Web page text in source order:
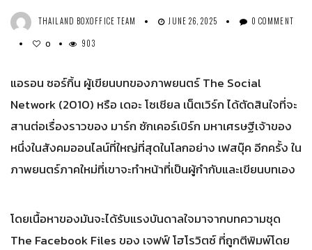
THAILAND BOXOFFICE TEAM JUNE 26, 2025 0 COMMENT
0 903
แอรอน ซอร์กิ้น ผู้เขียนบทของภาพยนตร์ The Social
Network (2010) หรือ เดอะ โซเชียล เน็ตเวิร์ก ได้ตัดสินใจที่จะ
สานต่อเรื่องราวของ มาร์ก ซักเคอร์เบิร์ก มหาเศรษฐีเจ้าของ
หนึ่งในสังคมออนไลน์ที่ใหญ่ที่สุดในโลกอย่าง เฟสบุ๊ค อีกครั้ง ใน
ภาพยนตร์ภาคใหม่ที่เขาจะทำหน้าที่เป็นผู้กำกับและเขียนบทเอง
โดยเนื้อหาของมันจะได้รับแรงบันดาลใจมาจากบทความชุด
The Facebook Files ของ เจฟฟ์ โฮโรวิตซ์ ที่ถูกตีพิมพ์โดย